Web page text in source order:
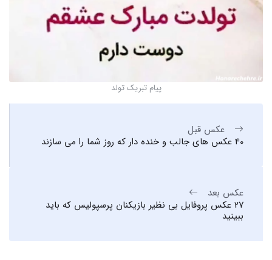
پیام تبریک تولد
عکس قبل
40 عکس های جالب و خنده دار که روز شما را می سازند
عکس بعد
27 عکس پروفایل بی نظیر بازیکنان پرسپولیس که باید
ببینید